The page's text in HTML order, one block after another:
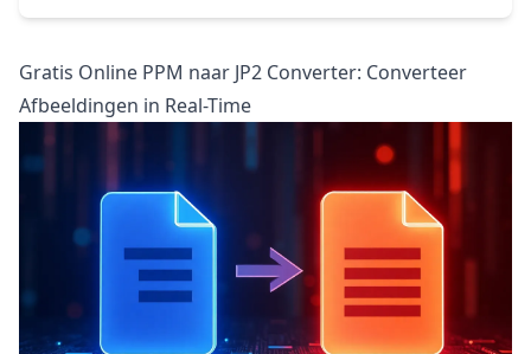
Gratis Online PPM naar JP2 Converter: Converteer
Afbeeldingen in Real-Time